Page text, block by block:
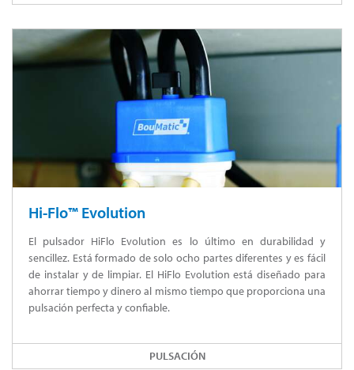
Hi-Flo™ Evolution
El pulsador HiFlo Evolution es lo último en durabilidad y
sencillez. Está formado de solo ocho partes diferentes y es fácil
de instalar y de limpiar. El HiFlo Evolution está diseñado para
ahorrar tiempo y dinero al mismo tiempo que proporciona una
pulsación perfecta y confiable.
PULSACIÓN